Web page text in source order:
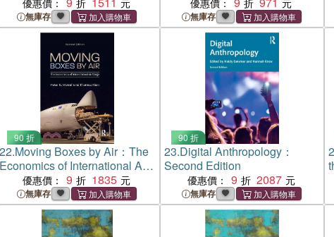
優惠價：
無庫存
優惠價：
無庫存
90 折
22.Moving Boxes by Air：The
Economics of International Air
Cargo優惠價： 9 1835
無庫存
90 折
23.Digital Anthropology：
Second Edition
優惠價： 9 2087
無庫存